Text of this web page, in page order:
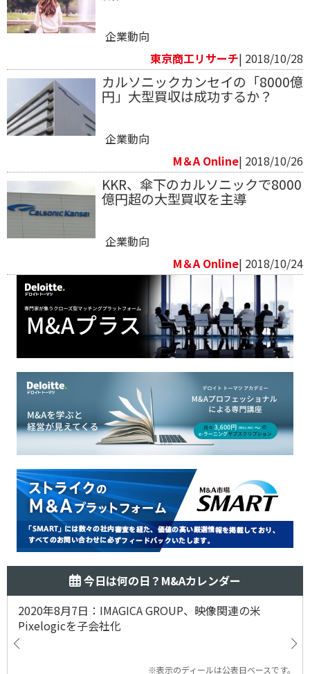
企業動向
東京商工リサーチ| 2018/10/28
カルソニックカンセイの「8000億
円」大型買収は成功するか？
企業動向
M＆A Online| 2018/10/26
KKR、傘下のカルソニックで8000
億円超の大型買収を主導
企業動向
M＆A Online| 2018/10/24
今日は何の日？M&Aカレンダー
2020年8月7日：IMAGICA GROUP、映像関連の米
Pixelogicを子会社化
※表示のディールは公表日ベースです。